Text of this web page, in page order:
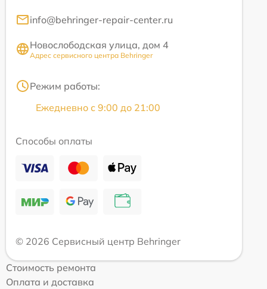
info@behringer-repair-center.ru
Новослободская улица, дом 4
Адрес сервисного центра Behringer
Режим работы:
Ежедневно с 9:00 до 21:00
Способы оплаты
© 2026 Сервисный центр Behringer
Стоимость ремонта
Оплата и доставка